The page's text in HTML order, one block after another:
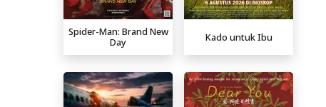
Spider-Man: Brand New
Day
Kado untuk Ibu